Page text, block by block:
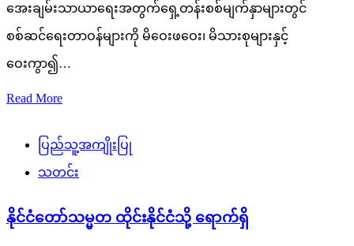
အေးချမ်းသာယာရေးအတွက်ရှေ့တန်းစစ်မျက်နှာများတွင်
စစ်ဆင်ရေးတာဝန်များကို မိဝေးဖဝေး၊ မိသားစုများနှင့်
ဝေးကွာ၍…
Read More
ပြည်သူ့အကျိုးပြု
သတင်း
နိုင်ငံတော်သမ္မတ ထိုင်းနိုင်ငံသို့ ရောက်ရှိ